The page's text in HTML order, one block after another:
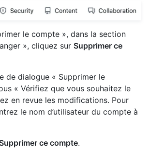
le compte », dans la section
», cliquez sur Supprimer ce
de dialogue « Supprimer le
« Vérifiez que vous souhaitez le
en revue les modifications. Pour
le nom d’utilisateur du compte à
Supprimer ce compte.